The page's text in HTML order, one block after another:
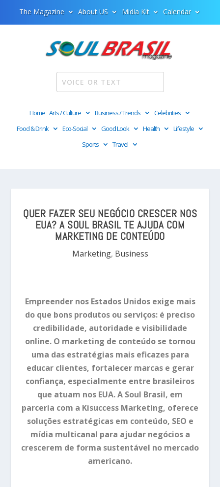
The Magazine About US Midia Kit Calendar
Home Arts / Culture Business / Trends
Celebrities
Food & Drink
Eco-Social Good Look Health
Lifestyle
Sports
Travel
QUER FAZER SEU NEGÓCIO CRESCER NOS
EUA? A SOUL BRASIL TE AJUDA COM
MARKETING DE CONTEÚDO
Marketing, Business
Empreender nos Estados Unidos exige mais
do que bons produtos ou serviços: é preciso
credibilidade, autoridade e visibilidade
online. O marketing de conteúdo se tornou
uma das estratégias mais eficazes para
educar clientes, fortalecer marcas e gerar
confiança, especialmente entre brasileiros
que atuam nos EUA. A Soul Brasil, em
parceria com a Kisuccess Marketing, oferece
soluções estratégicas em conteúdo, SEO e
mídia multicanal para ajudar negócios a
crescerem de forma sustentável no mercado
americano.